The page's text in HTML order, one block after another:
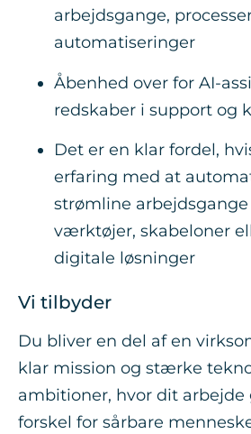
arbejdsgange,
automatiseringer
Åbenhed over for AI-
redskaber i support og
Det er en klar fordel,
erfaring med at
strømline
værktøjer, skabeloner
digitale løsninger
Vi tilbyder
Du bliver en del af en
klar mission og stærke
ambitioner, hvor dit arbejde
forskel for sårbare